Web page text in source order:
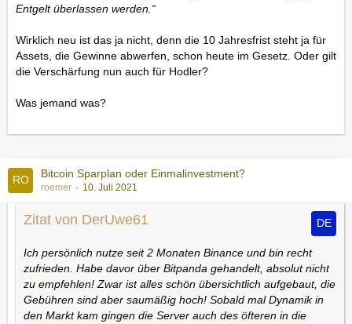
Entgelt überlassen werden.“
Wirklich neu ist das ja nicht, denn die 10 Jahresfrist steht ja für
Assets, die Gewinne abwerfen, schon heute im Gesetz. Oder gilt
die Verschärfung nun auch für Hodler?
Was jemand was?
Bitcoin Sparplan oder Einmalinvestment?
roemer 10. Juli 2021
Zitat von DerUwe61
Ich persönlich nutze seit 2 Monaten Binance und bin recht
zufrieden. Habe davor über Bitpanda gehandelt, absolut nicht
zu empfehlen! Zwar ist alles schön übersichtlich aufgebaut, die
Gebühren sind aber saumäßig hoch! Sobald mal Dynamik in
den Markt kam gingen die Server auch des öfteren in die